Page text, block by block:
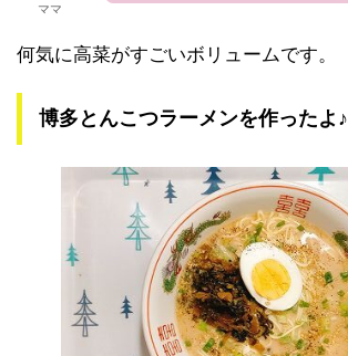
ママ
何気に高菜がすごいボリュームです。
博多とんこつラーメンを作ったよ♪